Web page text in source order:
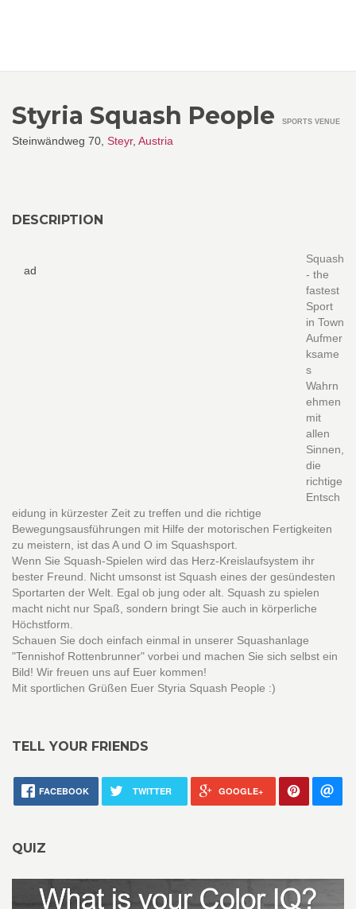
Styria Squash People
Steinwändweg 70, Steyr, Austria
SPORTS VENUE
DESCRIPTION
ad
Squash
- the
fastest
Sport
in Town
Aufmer
ksame
s
Wahrn
ehmen
mit
allen
Sinnen,
die
richtige
Entsch
eidung in kürzester Zeit zu treffen und die richtige
Bewegungsausführungen mit Hilfe der motorischen Fertigkeiten
zu meistern, ist das A und O im Squashsport.
Wenn Sie Squash-Spielen wird das Herz-Kreislaufsystem ihr
bester Freund. Nicht umsonst ist Squash eines der gesündesten
Sportarten der Welt. Egal ob jung oder alt. Squash zu spielen
macht nicht nur Spaß, sondern bringt Sie auch in körperliche
Höchstform.
Schauen Sie doch einfach einmal in unserer Squashanlage
"Tennishof Rottenbrunner" vorbei und machen Sie sich selbst ein
Bild! Wir freuen uns auf Euer kommen!
Mit sportlichen Grüßen Euer Styria Squash People :)
TELL YOUR FRIENDS
FACEBOOK TWITTER GOOGLE+
QUIZ